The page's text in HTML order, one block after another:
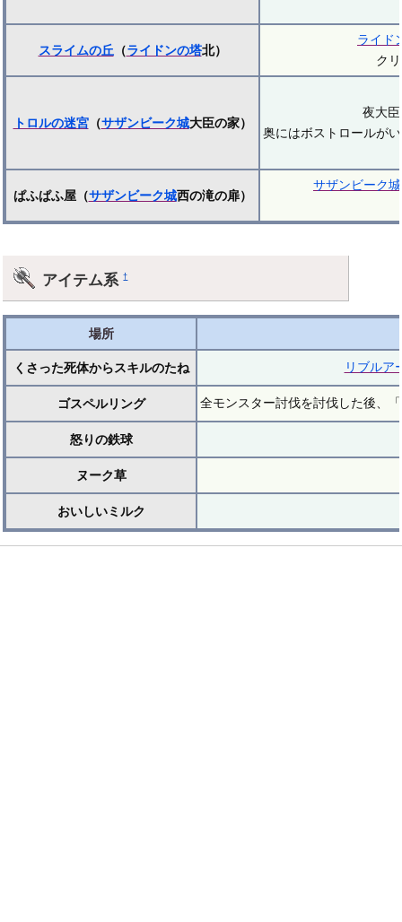
スライムの丘（ライドンの塔北）
ライド
ク
トロルの迷宮（サザンビーク城大臣の家）
夜大
奥にはボストロールが
ぱふぱふ屋（サザンビーク城西の滝の扉）
サザンビーク城
アイテム系†
場所
くさった死体からスキルのたね リブルア
ゴスペルリング 全モンスター討伐を討伐した後、
怒りの鉄球
ヌーク草
おいしいミルク